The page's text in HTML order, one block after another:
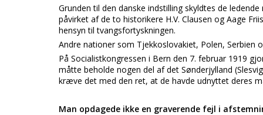
Grunden til den danske indstilling skyldtes de
påvirket af de to historikere H.V. Clausen og Aage
hensyn til tvangsfortyskningen.
Andre nationer som Tjekkoslovakiet, Polen, Serbien
På Socialistkongressen i Bern den 7. februar 1919
måtte beholde nogen del af det Sønderjylland
kræve det med den ret, at de havde udnyttet deres
Man opdagede ikke en graverende fejl i